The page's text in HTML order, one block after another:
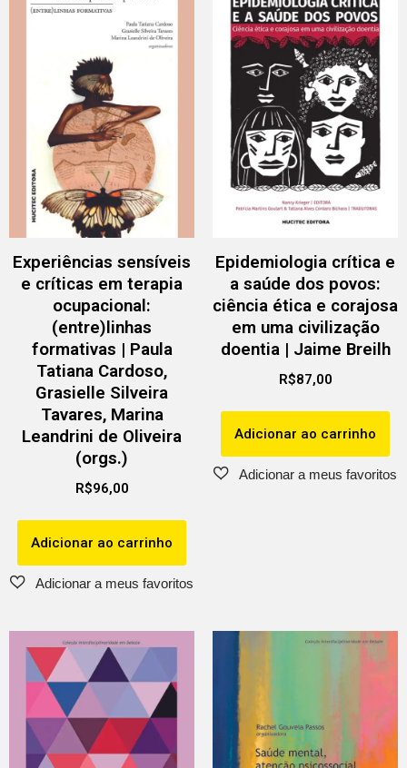
Experiências sensíveis
e críticas em terapia
ocupacional:
(entre)linhas
formativas | Paula
Tatiana Cardoso,
Grasielle Silveira
Tavares, Marina
Leandrini de Oliveira
(orgs.)
R$96,00
Adicionar ao carrinho
Epidemiologia crítica e
a saúde dos povos:
ciência ética e corajosa
em uma civilização
doentia | Jaime Breilh
R$87,00
Adicionar ao carrinho